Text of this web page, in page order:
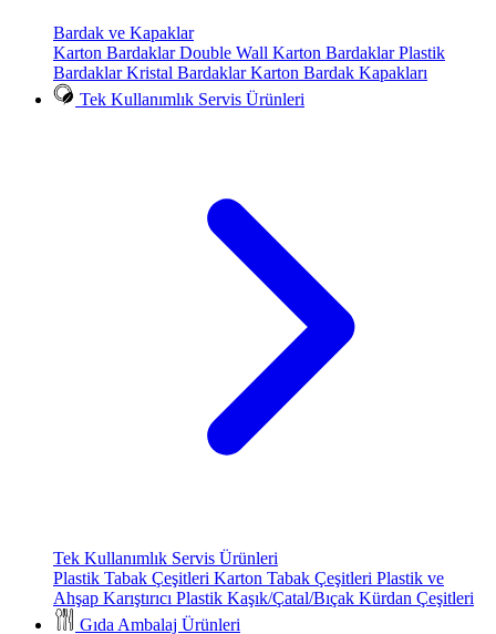
Bardak ve Kapaklar
Karton BardaklarDouble Wall Karton BardaklarPlastik
BardaklarKristal BardaklarKarton Bardak Kapakları
Tek Kullanımlık Servis Ürünleri
Tek Kullanımlık Servis Ürünleri
Plastik Tabak Çeşitleri Karton Tabak Çeşitleri Plastik ve
Ahşap Karıştırıcı Plastik Kaşık/Çatal/Bıçak Kürdan Çeşitleri
Gıda Ambalaj Ürünleri